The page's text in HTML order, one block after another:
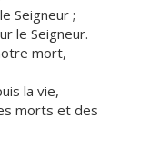
Seigneur ;
le Seigneur.
mort,
la vie,
morts et des